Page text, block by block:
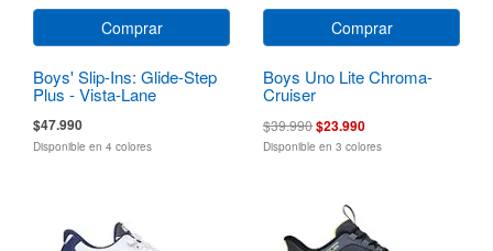
Comprar
Boys' Slip-Ins: Glide-Step
Plus - Vista-Lane
$47.990
Disponible en 4 colores
Comprar
Boys Uno Lite Chroma-
Cruiser
$39.990$23.990
Disponible en 3 colores